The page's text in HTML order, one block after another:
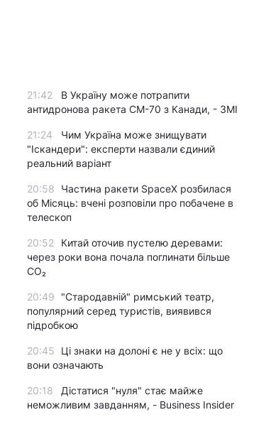
21:42
В Україну може потрапити
антидронова ракета CM-70 з Канади, - ЗМІ
21:24
Чим Україна може знищувати
"Іскандери": експерти назвали єдиний
реальний варіант
20:58
Частина ракети SpaceX розбилася
об Місяць: вчені розповіли про побачене в
телескоп
20:52
Китай оточив пустелю деревами:
через роки вона почала поглинати більше
CO₂
20:49
"Стародавній" римський театр,
популярний серед туристів, виявився
підробкою
20:45
Ці знаки на долоні є не у всіх: що
вони означають
20:18
Дістатися "нуля" стає майже
неможливим завданням, - Business Insider